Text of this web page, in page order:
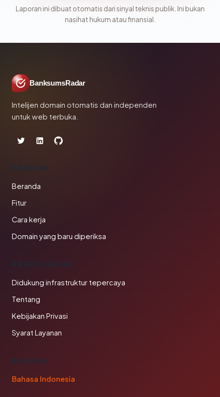
Laporan ini dibuat otomatis dari sinyal teknis publik. Ini bukan
nasihat hukum atau finansial.
BanksumsRadar
Intelijen domain otomatis dan independen
untuk web terbuka.
PRODUK
Beranda
Fitur
Cara kerja
Domain yang baru diperiksa
PERUSAHAAN
Didukung infrastruktur tepercaya
Tentang
Kebijakan Privasi
Syarat Layanan
BAHASA
Bahasa Indonesia